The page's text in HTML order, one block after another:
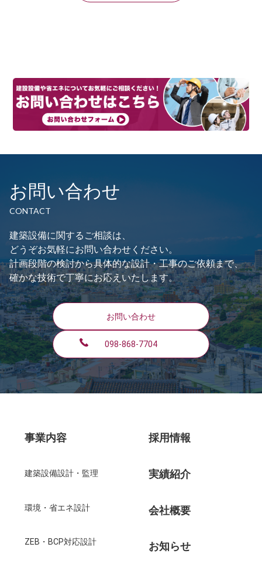
お問い合わせ
CONTACT
建築設備に関するご相談は、
どうぞお気軽にお問い合わせください。
計画段階の検討から具体的な設計・工事のご依頼まで、
確かな技術で丁寧にお応えいたします。
お問い合わせ
098-868-7704
事業内容
建築設備設計・監理
環境・省エネ設計
ZEB・BCP対応設計
採用情報
実績紹介
会社概要
お知らせ